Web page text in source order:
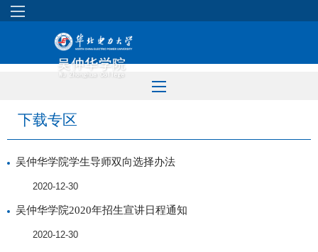
下载专区
吴仲华学院学生导师双向选择办法
2020-12-30
吴仲华学院2020年招生宣讲日程通知
2020-12-30